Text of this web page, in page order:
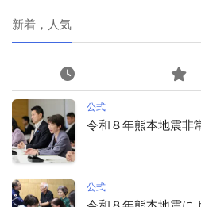
新着，人気
公式
令和８年熊本地震非
公式